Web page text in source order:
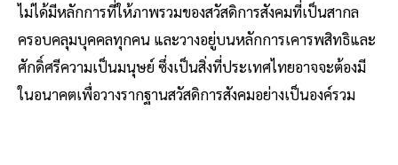
ไม่ได้มีหลักการที่ให้ภาพรวมของสวัสดิการสังคมที่เป็นสากล
ครอบคลุมบุคคลทุกคน และวางอยู่บนหลักการเคารพสิทธิและ
ศักดิ์ศรีความเป็นมนุษย์ ซึ่งเป็นสิ่งที่ประเทศไทยอาจจะต้องมี
ในอนาคตเพื่อวางรากฐานสวัสดิการสังคมอย่างเป็นองค์รวม